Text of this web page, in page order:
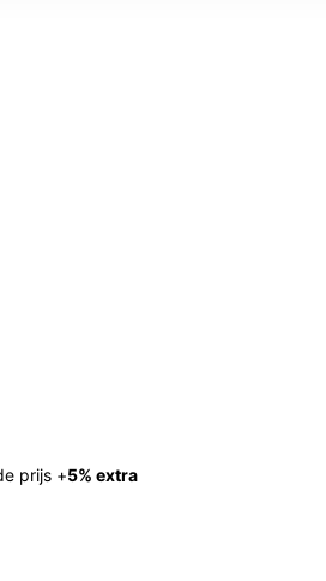
prijs +5% extra